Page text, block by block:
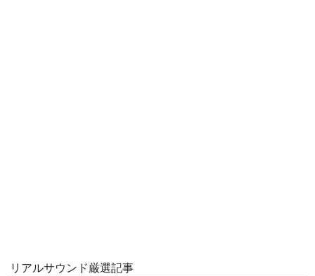
リアルサウンド厳選記事